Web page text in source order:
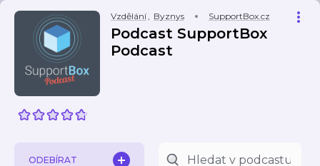
Vzdělání, Byznys SupportBox.cz
Podcast SupportBox
Podcast
ODEBÍRAT